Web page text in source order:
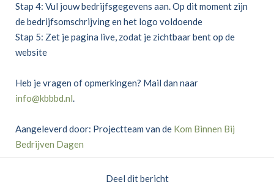
Stap 4: Vul jouw bedrijfsgegevens aan. Op dit moment zijn
de bedrijfsomschrijving en het logo voldoende
Stap 5: Zet je pagina live, zodat je zichtbaar bent op de
website
Heb je vragen of opmerkingen? Mail dan naar
info@kbbbd.nl.
Aangeleverd door: Projectteam van de Kom Binnen Bij
Bedrijven Dagen
Deel dit bericht